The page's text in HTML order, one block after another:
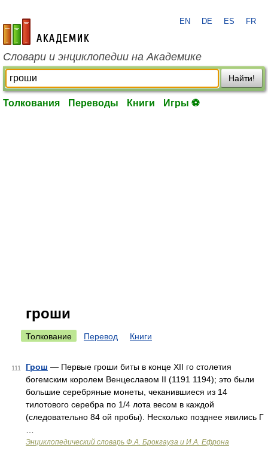
academic.ru
EN DE ES FR
Словари и энциклопедии на Академике
Найти!
Толкования Переводы Книги Игры ⚽
гроши
Толкование Перевод Книги
111 Грош — Первые гроши биты в конце XII го столетия
богемским королем Венцеславом II (1191 1194); это были
большие серебряные монеты, чеканившиеся из 14
тилотового серебра по 1/4 лота весом в каждой
(следовательно 84 ой пробы). Несколько позднее явились Г
Энциклопедический словарь Ф.А. Брокгауза и И.А. Ефрона